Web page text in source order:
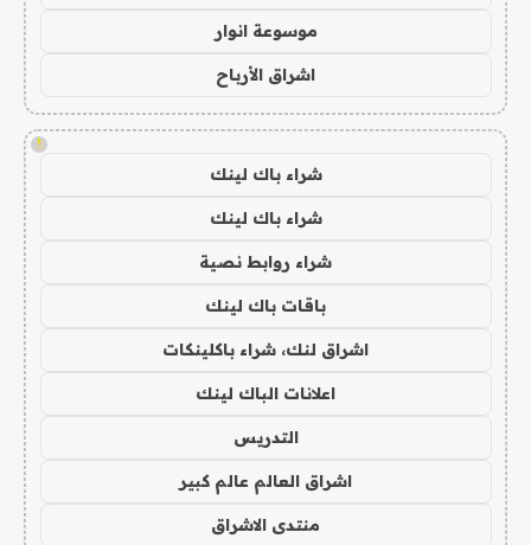
موسوعة انوار
اشراق الأرباح
!
شراء باك لينك
شراء باك لينك
شراء روابط نصية
باقات باك لينك
اشراق لنك، شراء باكلينكات
اعلانات الباك لينك
التدريس
اشراق العالم عالم كبير
منتدى الاشراق